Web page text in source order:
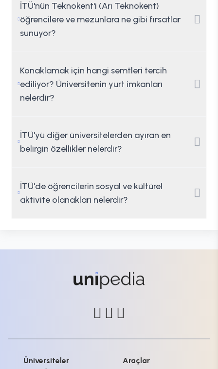
İTÜ'nün Teknokent'i (Arı Teknokent)
öğrencilere ve mezunlara ne gibi fırsatlar
sunuyor?
Konaklamak için hangi semtleri tercih
ediliyor? Üniversitenin yurt imkanları
nelerdir?
İTÜ'yü diğer üniversitelerden ayıran en
belirgin özellikler nelerdir?
İTÜ'de öğrencilerin sosyal ve kültürel
aktivite olanakları nelerdir?
Üniversiteler
Araçlar